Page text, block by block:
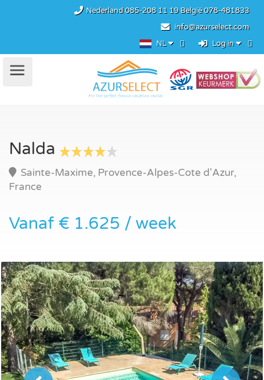
Nederland085-208 11 19België078-481833
info@azurselect.com
NL
Log in
Nalda
Sainte-Maxime, Provence-Alpes-Cote d'Azur,
France
Vanaf € 1.625 / week